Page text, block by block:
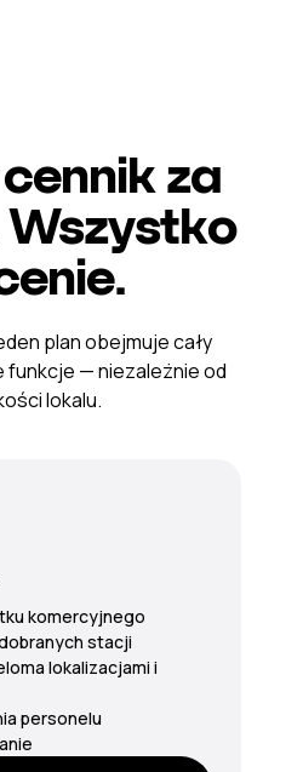
za
komercyjnego
stacji
lokalizacjami i
personelu
plan obejmuje cały
funkcje — niezależnie od
lokalu.